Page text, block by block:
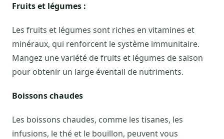
Fruits et légumes :
Les fruits et légumes sont riches en vitamines et
minéraux, qui renforcent le système immunitaire.
Mangez une variété de fruits et légumes de saison
pour obtenir un large éventail de nutriments.
Boissons chaudes
Les boissons chaudes, comme les tisanes, les
infusions, le thé et le bouillon, peuvent vous